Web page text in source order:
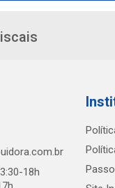
18h